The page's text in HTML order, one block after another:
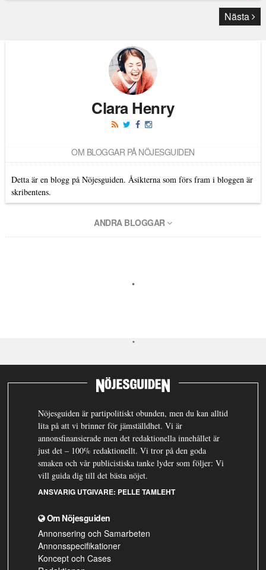
Läs kommentarer (19)
Nästa
Clara Henry
OM BLOGGAR PÅ NÖJESGUIDEN
Detta är en blogg på Nöjesguiden. Åsikterna som förs fram i bloggen är
skribentens.
ANDRA BLOGGAR
Nöjesguiden är partipolitiskt obunden, men du kan alltid
lita på att vi brinner för jämställdhet. Vi är
annonsfinansierade men det redaktionella innehållet är
just det – 100% redaktionellt. Vi tror på den goda
smaken och vår publicistiska tanke lyder som följer: Vi
vill guida dig till det bästa nöjet.
ANSVARIG UTGIVARE: PELLE TAMLEHT
Om Nöjesguiden
Annonsering och Samarbeten
Annonsspecifikationer
Koncept och Cases